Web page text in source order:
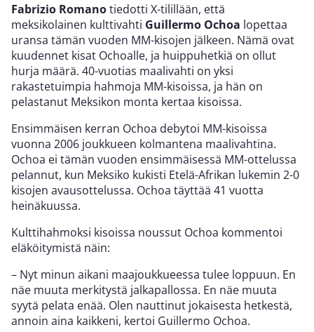
Fabrizio Romanotiedotti X-tilillään, että
meksikolainen kulttivahti Guillermo Ochoa lopettaa
uransa tämän vuoden MM-kisojen jälkeen. Nämä ovat
kuudennet kisat Ochoalle, ja huippuhetkiä on ollut
hurja määrä. 40-vuotias maalivahti on yksi
rakastetuimpia hahmoja MM-kisoissa, ja hän on
pelastanut Meksikon monta kertaa kisoissa.
Ensimmäisen kerran Ochoa debytoi MM-kisoissa
vuonna 2006 joukkueen kolmantena maalivahtina.
Ochoa ei tämän vuoden ensimmäisessä MM-ottelussa
pelannut, kun Meksiko kukisti Etelä-Afrikan lukemin 2-0
kisojen avausottelussa. Ochoa täyttää 41 vuotta
heinäkuussa.
Kulttihahmoksi kisoissa noussut Ochoa kommentoi
eläköitymistä näin:
– Nyt minun aikani maajoukkueessa tulee loppuun. En
näe muuta merkitystä jalkapallossa. En näe muuta
syytä pelata enää. Olen nauttinut jokaisesta hetkestä,
annoin aina kaikkeni, kertoi Guillermo Ochoa.